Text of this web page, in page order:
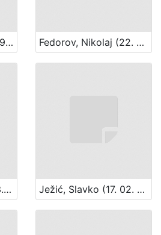
Džadžić, Petar (18. 09. 1929. – 31. 07. 1996.) Fedorov, Nikolaj (22. 01.1892. – 1970?)
Hergešić, Ivo, ml. (23. 07. 1904. – 29. 12. 1977.) Ježić, Slavko (17. 02. 1895. – 5. 05. 1969.)